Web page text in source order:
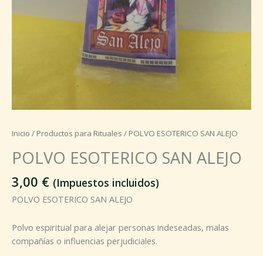
Inicio / Productos para Rituales / POLVO ESOTERICO SAN ALEJO
POLVO ESOTERICO SAN ALEJO
3,00 € (Impuestos incluidos)
POLVO ESOTERICO SAN ALEJO
Polvo espiritual para alejar personas indeseadas, malas
compañías o influencias perjudiciales.